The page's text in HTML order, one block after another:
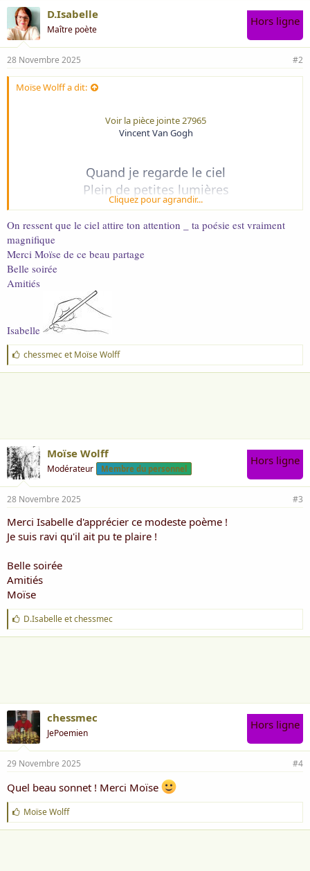
D.Isabelle
Maître poète
Hors ligne
28 Novembre 2025 #2
Moïse Wolff a dit:
Voir la pièce jointe 27965
Vincent Van Gogh
Quand je regarde le ciel
Plein de petites lumières
Qui n'offrent pas de frontières
Aux ressentis potentiels.
Sont elles artificielles
Bien au-delà de la terre
Des points comme des pixels.
Sont elles des étincelles
Qui brillent nous ensorcellent
Apportent un peu d'espoir.
Moïse
Cliquez pour agrandir...
On ressent que le ciel attire ton attention _ ta poésie est vraiment
magnifique
Merci Moïse de ce beau partage
Belle soirée
Amitiés
Isabelle
J
'
a
chessmecet Moïse Wolff
Moïse Wolff
Modérateur Membre du personnel
Hors ligne
28 Novembre 2025 #3
Merci Isabelle d'apprécier ce modeste poème !
Je suis ravi qu'il ait pu te plaire !
Belle soirée
Amitiés
Moïse
J
'
a
D.Isabelleetchessmec
chessmec
JePoemien
Hors ligne
29 Novembre 2025 #4
Quel beau sonnet ! Merci Moïse
J
'
a
Moïse Wolff